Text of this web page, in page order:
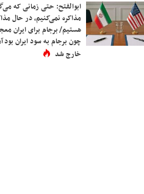
ابوالفتح: حتی زمانی که
مذاکره نمی‌کنیم، در حال
هستیم/ برجام برای ایران
چون برجام به سود ایران بود
خارج شد